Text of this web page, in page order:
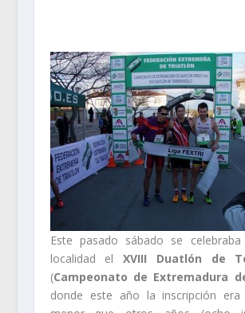
Este pasado sábado se
localidad elXVIII Duatlón de
(Campeonato de Extremadura
donde este año la inscripción